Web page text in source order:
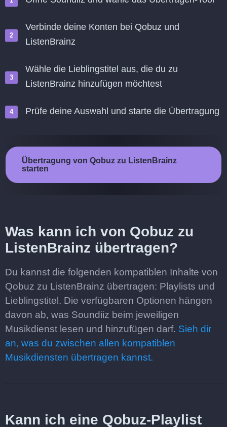
Verbinde deine Konten bei Qobuz und
ListenBrainz
Wähle die Lieblingstitel aus, die du zu
ListenBrainz hinzufügen möchtest
Prüfe deine Auswahl und starte die Übertragung
Übertragung von Qobuz zu ListenBrainz
starten
Was kann ich von Qobuz zu
ListenBrainz übertragen?
Du kannst die folgenden kompatiblen Inhalte von
Qobuz zu ListenBrainz übertragen: Playlists und
Lieblingstitel. Die verfügbaren Optionen hängen
davon ab, was Soundiiz beim jeweiligen
Musikdienst lesen und hinzufügen darf. Sieh dir
an, was du zwischen allen kompatiblen
Musikdiensten übertragen kannst.
Kann ich eine Qobuz-Playlist